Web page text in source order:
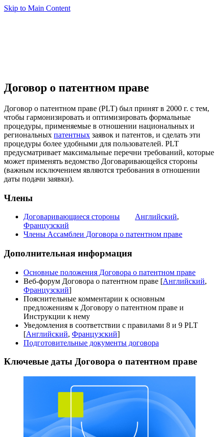
Skip to Main Content
Договор о патентном праве
Договор о патентном праве (PLT) был принят в 2000 г. с тем,
чтобы гармонизировать и оптимизировать формальные
процедуры, применяемые в отношении национальных и
региональных патентных заявок и патентов, и сделать эти
процедуры более удобными для пользователей. PLT
предусматривает максимальные перечни требований, которые
может применять ведомство Договаривающейся стороны
(важным исключением являются требования в отношении
даты подачи заявки).
Члены
Договаривающиеся стороны Английский,
Французский
Члены Ассамблеи Договора о патентном праве
Дополнительная информация
Основные положения Договора о патентном праве
Веб-форум Договора о патентном праве [Английский,
Французский]
Пояснительные комментарии к основным
предложениям к Договору о патентном праве и
Инструкции к нему
Уведомления в соответствии с правилами 8 и 9 PLT
[Английский, Французский]
Подготовительные документы договора
Ключевые даты Договора о патентном праве